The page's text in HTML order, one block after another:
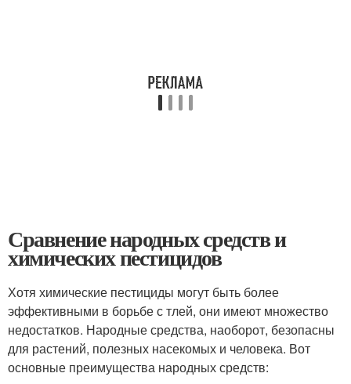
Сравнение народных средств и
химических пестицидов
Хотя химические пестициды могут быть более
эффективными в борьбе с тлей, они имеют множество
недостатков. Народные средства, наоборот, безопасны
для растений, полезных насекомых и человека. Вот
основные преимущества народных средств: